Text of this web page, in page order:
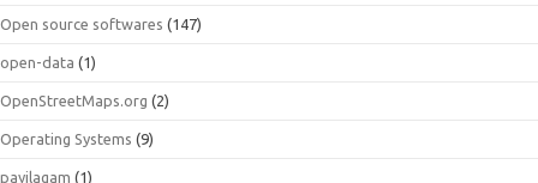
Open source softwares (147)
open-data (1)
OpenStreetMaps.org (2)
Operating Systems (9)
payilagam (1)